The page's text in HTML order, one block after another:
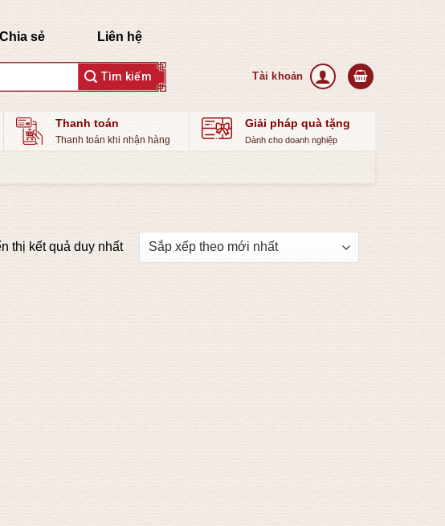
Chia sẻ Liên hệ
Thanh toán
Thanh toán khi nhận hàng
Giải pháp quà tặng
Dành cho doanh nghiệp
thị kết quả duy nhất